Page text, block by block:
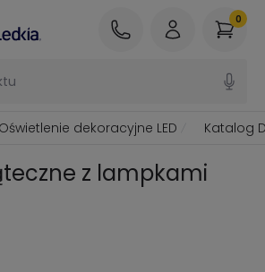
0
Oświetlenie dekoracyjne LED Katalog
z lampkami